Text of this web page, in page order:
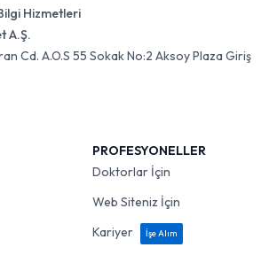
Hizmetleri
A.Ş.
Cd. A.O.S 55 Sokak No:2 Aksoy Plaza Giriş
PROFESYONELLER
Doktorlar İçin
Web Siteniz İçin
Kariyer
İşe Alım